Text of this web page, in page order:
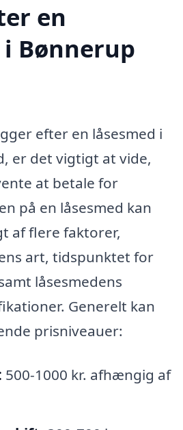
en
Bønnerup
efter en låsesmed i
er det vigtigt at vide,
at betale for
på en låsesmed kan
af flere faktorer,
art, tidspunktet for
låsesmedens
Generelt kan
prisniveauer:
500-1000 kr. afhængig af